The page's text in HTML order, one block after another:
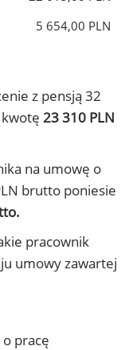
5 654,00 PLN
z pensją 32
23 310 PLN
na umowę o
brutto poniesie
pracownik
umowy zawartej
pracę